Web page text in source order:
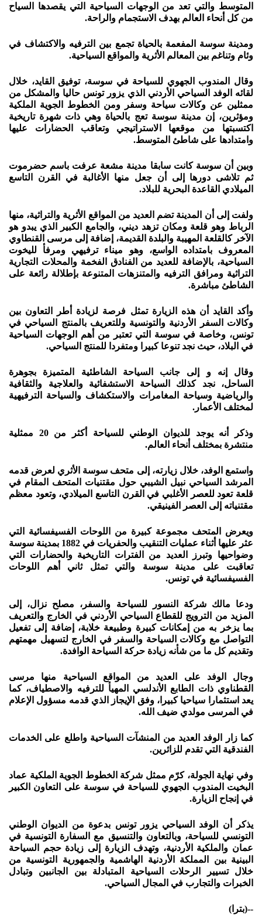
المتوسط والتي تعد من الوجهات السياحية التي يقصدها السياح
من كل أنحاء العالم بهدف الاستجمام والراحة.
ومدينة سوسة المفعمة بالحياة تجمع بين الترفيه والاكتشاف في
وئام وتناغم بين المعالم الأثرية والمواقع السياحية.
وقال المندوب الجهوي للسياحة في سوسة، توفيق القايد، خلال
لقائه الوفد السياحي الأردني الذي يزور تونس حاليا والمشكل من
ممثلين عن وكالات سياحة وسفر ومن الخطوط الجوية الملكية
ومؤثرين، إن مدينة سوسة تعج بالحياة وهي ذات شهرة تاريخية
اكتسبتها من موقعها الاستراتيجي وتعاقب الحضارات عليها
وامتدادها على شاطئ المتوسط.
وبين أن سوسة كانت سابقا مدينة مشعة عرفت باسم حضرموت
ثم تلاشى دورها إلى أن جعل منها الأغالبة في القرن التاسع
الميلادي القاعدة البحرية للبلاد.
ولفت إلى أن المدينة تضم العديد من المواقع الأثرية والتراثية، منها
الرباط وهو قلعة ومكان تزهد ديني، والجامع الكبير الذي يبدو هو
الآخر كالقلعة المهيبة والبلدة القديمة، إضافة إلى مرسى القنطاوي
المعروف بامتداده الواسع، وهو ميناء ترفيهي ومرفأ لليخوت
السياحية، بالإضافة للعديد من الفنادق الفخمة والمحلات التجارية
التراثية ومرافق الترفيه والمتنزهات المتنوعة بإطلالة رائعة على
الشاطئ مباشرة.
وأكد القايد أن هذه الزيارة تمثل فرصة لزيادة أطر التعاون بين
وكالات السفر الأردنية والتونسية وللتعريف بالمنتج السياحي في
تونس، وخاصة في سوسة التي تعتبر من أهم الوجهات السياحية
في البلاد، حيث نجد تنوعا كبيرا ومتفردا للمنتج السياحي.
وقال إنه و إلى جانب السياحة الشاطئية المتميزة بجوهرة
الساحل، نجد كذلك السياحة الاستشفائية والعلاجية والثقافية
والرياضية وسياحة المغامرات والاستكشاف والسياحة الترفيهية
لمختلف الأعمار.
وذكر أنه يوجد للديوان الوطني للسياحة أكثر من 20 ممثلية
منتشرة بمختلف أنحاء العالم.
واستمع الوفد، خلال زيارته، إلى متحف سوسة الأثري لعرض قدمه
المرشد السياحي نبيل الشيبي حول مقتنيات المتحف المقام في
قلعة تعود للعصر الأغلبي في القرن التاسع الميلادي، وتعود معظم
مقتنياته إلى العصر الفينيقي.
ويعرض المتحف مجموعة كبيرة من اللوحات الفسيفسائية التي
عثر عليها أثناء عمليات التنقيب والحفريات في 1882 بمدينة سوسة
وضواحيها وتبرز العديد من الفترات التاريخية والحضارات التي
تعاقبت على مدينة سوسة والتي تمثل ثاني أهم اللوحات
الفسيفسائية في تونس.
ودعا مالك شركة النسور للسياحة والسفر، مصلح نزال، إلى
المزيد من الترويج للقطاع السياحي الأردني في الخارج والتعريف
بما يزخر به من إمكانات كبيرة وطبيعة خلابة، إضافة إلى تفعيل
التواصل مع وكالات السياحة والسفر في الخارج لتسهيل مهمتهم
وتقديم كل ما من شأنه زيادة حركة السياحة الوافدة.
وجال الوفد على العديد من المواقع السياحية منها مرسى
القطناوي ذات الطابع الأندلسي المهيأ للترفيه والاصطياف، كما
يعد استثمارا سياحيا كبيرا، وفق الإيجاز الذي قدمه مسؤول الإعلام
في المرسى مولدي ضيف الله.
كما زار الوفد العديد من المنشآت السياحية واطلع على الخدمات
الفندقية التي تقدم للزائرين.
وفي نهاية الجولة، كرّم ممثل شركة الخطوط الجوية الملكية عماد
البخيت المندوب الجهوي للسياحة في سوسة على التعاون الكبير
في إنجاح الزيارة.
يذكر أن الوفد السياحي يزور تونس بدعوة من الديوان الوطني
التونسي للسياحة، وبالتعاون والتنسيق مع السفارة التونسية في
عمان والملكية الأردنية، وتهدف الزيارة إلى زيادة حجم السياحة
البينية بين المملكة الأردنية الهاشمية والجمهورية التونسية من
خلال تسيير الرحلات السياحية المتبادلة بين الجانبين وتبادل
الخبرات والتجارب في المجال السياحي.
--(بترا)